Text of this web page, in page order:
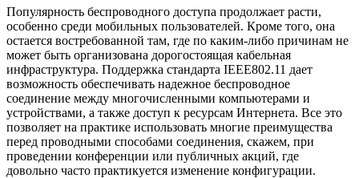
Популярность беспроводного доступа продолжает расти,
особенно среди мобильных пользователей. Кроме того, она
остается востребованной там, где по каким-либо причинам не
может быть организована дорогостоящая кабельная
инфраструктура. Поддержка стандарта IEEE802.11 дает
возможность обеспечивать надежное беспроводное
соединение между многочисленными компьютерами и
устройствами, а также доступ к ресурсам Интернета. Все это
позволяет на практике использовать многие преимущества
перед проводными способами соединения, скажем, при
проведении конференции или публичных акций, где
довольно часто практикуется изменение конфигурации.